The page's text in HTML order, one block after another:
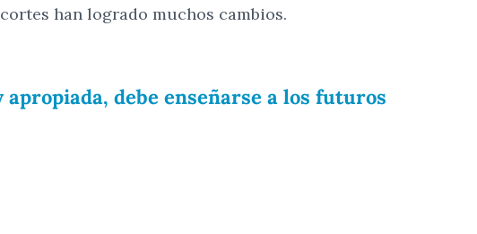
han logrado muchos cambios.
debe enseñarse a los futuros